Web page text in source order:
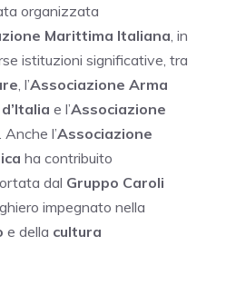
organizzata
Marittima Italiana , in
istituzioni significative, tra
, l’Associazione Arma
e l’Associazione
. Anche l’Associazione
ha contribuito
dal Gruppo Caroli
impegnato nella
e della cultura